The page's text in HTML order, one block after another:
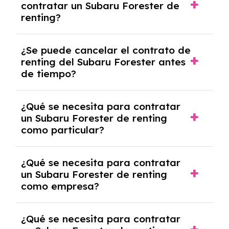
franquicia incluido dentro de las cuotas
mensuales.
contratar un Subaru Forester de
renting?
tendrás que pagar ningún tipo de entrada
salvo en casos que lo exija el proveedor
debido al resultado del estudio de viabilidad
económica.
¿Se puede cancelar el contrato de
renting del Subaru Forester antes
de tiempo?
pero puede haber penalizaciones por
cancelación anticipada. Es importante revisar
las condiciones del contrato y hablar con un
experto que te asesore.
¿Qué se necesita para contratar
un Subaru Forester de renting
como particular?
y, en algunos casos, una consulta de solvencia
crediticia y un pago inicial.
¿Qué se necesita para contratar
un Subaru Forester de renting
como empresa?
documentación financiera y, en algunos
¿Qué se necesita para contratar